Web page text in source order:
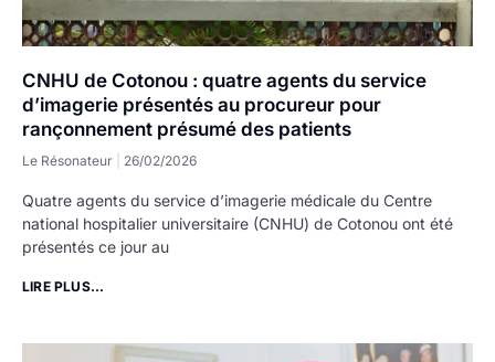
CNHU de Cotonou : quatre agents du service
d’imagerie présentés au procureur pour
rançonnement présumé des patients
Le Résonateur 26/02/2026
Quatre agents du service d’imagerie médicale du Centre
national hospitalier universitaire (CNHU) de Cotonou ont été
présentés ce jour au
LIRE PLUS...